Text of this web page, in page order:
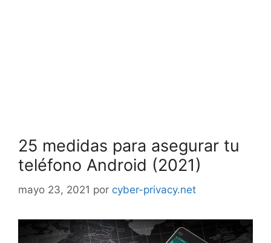
25 medidas para asegurar tu
teléfono Android (2021)
mayo 23, 2021 por cyber-privacy.net